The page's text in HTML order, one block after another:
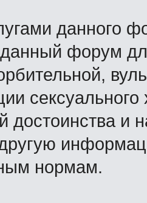
данного
данный форум
достоинства и
нормам.